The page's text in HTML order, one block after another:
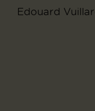
Edouard